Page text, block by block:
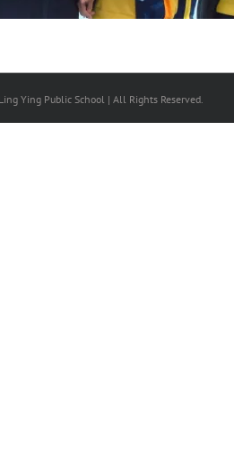
Ying Public School | All Rights Reserved.